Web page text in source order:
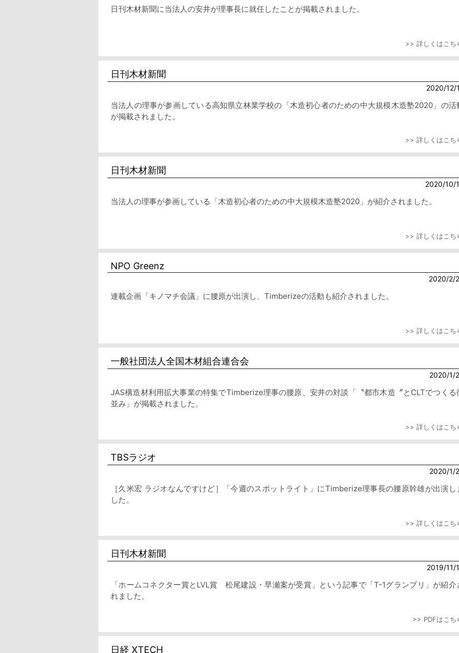
日刊木材新聞に当法人の安井が理事長に就任したことが掲載されました。
>> 詳しくはこち
日刊木材新聞
2020/12/
当法人の理事が参画している高知県立林業学校の「木造初心者のための中大規模木造塾2020」の活
が掲載されました。
>> 詳しくはこち
日刊木材新聞
2020/10/
当法人の理事が参画している「木造初心者のための中大規模木造塾2020」が紹介されました。
>> 詳しくはこち
NPO Greenz
2020/2/
連載企画「キノマチ会議」に腰原が出演し、Timberizeの活動も紹介されました。
>> 詳しくはこち
一般社団法人全国木材組合連合会
2020/1/
JAS構造材利用拡大事業の特集でTimberize理事の腰原、安井の対談「〝都市木造〞とCLTでつくる
並み」が掲載されました。
>> 詳しくはこち
TBSラジオ
2020/1/
［久米宏 ラジオなんですけど］「今週のスポットライト」にTimberize理事長の腰原幹雄が出演し
した。
>> 詳しくはこち
日刊木材新聞
2019/11/
「ホームコネクター賞とLVL賞 松尾建設・早瀬案が受賞」という記事で「T-1グランプリ」が紹介
れました。
>> PDFはこち
日経 XTECH